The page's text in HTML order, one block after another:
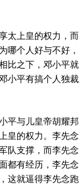
太上皇的权力，而
哪个人好与不好，
比之下，邓小平就
小平有搞个人独裁
平与儿皇帝胡耀邦
皇的权力。李先念
队支撑，而李先念
都有经历，李先念
这就逼得李先念跑